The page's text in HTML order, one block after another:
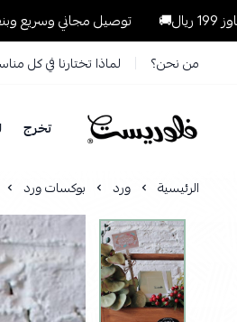
توصيل مجاني وسريع وبنفس اليوم
من نحن؟ لماذا تختارنا في كل
فلوريست Florist تخرج
الرئيسية ورد بوكسات ورد